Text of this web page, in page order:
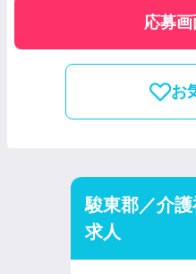
応募
お
駿東郡／介
求人